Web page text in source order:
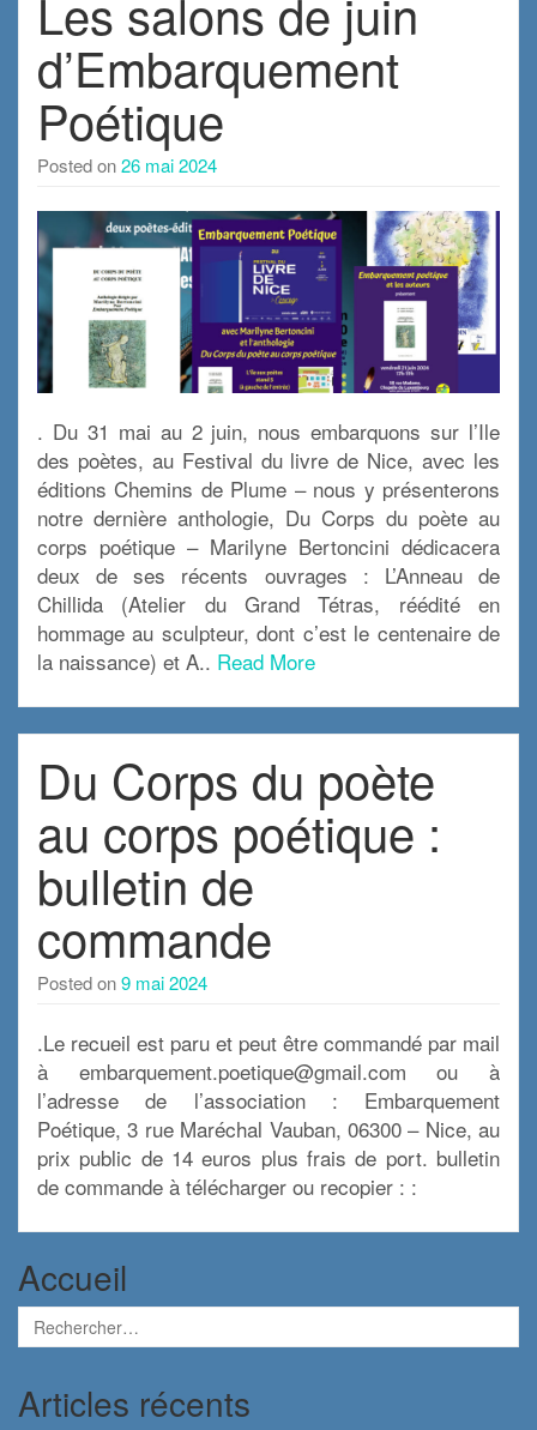
Les salons de juin
d’Embarquement
Poétique
Posted on26 mai 2024
. Du 31 mai au 2 juin, nous embarquons sur l’Ile
des poètes, au Festival du livre de Nice, avec les
éditions Chemins de Plume – nous y présenterons
notre dernière anthologie, Du Corps du poète au
corps poétique – Marilyne Bertoncini dédicacera
deux de ses récents ouvrages : L’Anneau de
Chillida (Atelier du Grand Tétras, réédité en
hommage au sculpteur, dont c’est le centenaire de
la naissance) et A.. Read More
Du Corps du poète
au corps poétique :
bulletin de
commande
Posted on9 mai 2024
.Le recueil est paru et peut être commandé par mail
à embarquement.poetique@gmail.com ou à
l’adresse de l’association : Embarquement
Poétique, 3 rue Maréchal Vauban, 06300 – Nice, au
prix public de 14 euros plus frais de port. bulletin
de commande à télécharger ou recopier : :
Accueil
Articles récents